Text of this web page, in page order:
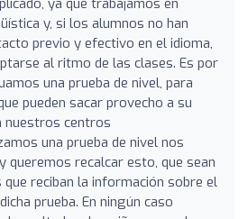
y, si los alumnos no han
previo y efectivo en el idioma,
al ritmo de las clases. Es por
una prueba de nivel, para
pueden sacar provecho a su
nuestros centros
una prueba de nivel nos
queremos recalcar esto, que sean
reciban la información sobre el
prueba. En ningún caso